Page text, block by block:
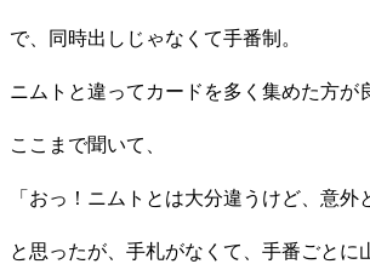
で、同時出しじゃなくて手番制。
ニムトと違ってカードを多く集めた方が
ここまで聞いて、
「おっ！ニムトとは大分違うけど、意外
と思ったが、手札がなくて、手番ごとに